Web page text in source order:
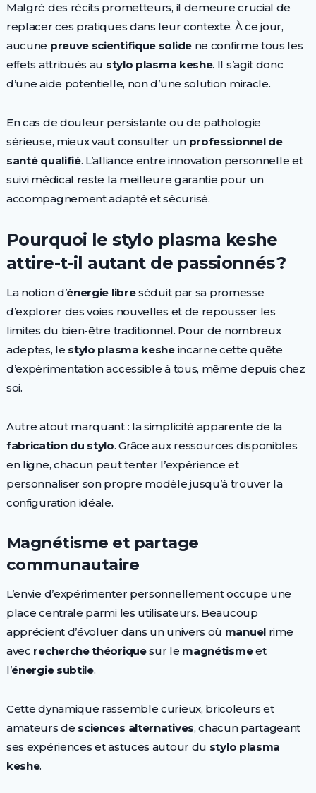
Malgré des récits prometteurs, il demeure crucial de
replacer ces pratiques dans leur contexte. À ce jour,
aucune preuve scientifique solidene confirme tous les
effets attribués au stylo plasma keshe. Il s’agit donc
d’une aide potentielle, non d’une solution miracle.
En cas de douleur persistante ou de pathologie
sérieuse, mieux vaut consulter un professionnel de
santé qualifié. L’alliance entre innovation personnelle et
suivi médical reste la meilleure garantie pour un
accompagnement adapté et sécurisé.
Pourquoi le stylo plasma keshe
attire-t-il autant de passionnés ?
La notion d’énergie libreséduit par sa promesse
d’explorer des voies nouvelles et de repousser les
limites du bien-être traditionnel. Pour de nombreux
adeptes, le stylo plasma kesheincarne cette quête
d’expérimentation accessible à tous, même depuis chez
soi.
Autre atout marquant : la simplicité apparente de la
fabrication du stylo. Grâce aux ressources disponibles
en ligne, chacun peut tenter l’expérience et
personnaliser son propre modèle jusqu’à trouver la
configuration idéale.
Magnétisme et partage
communautaire
L’envie d’expérimenter personnellement occupe une
place centrale parmi les utilisateurs. Beaucoup
apprécient d’évoluer dans un univers où manuelrime
avec recherche théoriquesur le magnétismeet
l’énergie subtile.
Cette dynamique rassemble curieux, bricoleurs et
amateurs de sciences alternatives, chacun partageant
ses expériences et astuces autour du stylo plasma
keshe.